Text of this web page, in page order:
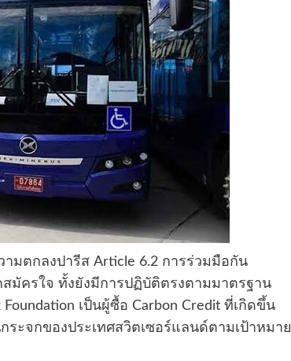
มตกลงปารีส Article 6.2 การร่วมมือกัน
มัครใจ ทั้งยังมีการปฏิบัติตรงตามมาตรฐาน
เป็นผู้ซื้อ Carbon Credit ที่เกิดขึ้น
ระจกของประเทศสวิตเซอร์แลนด์ตามเป้าหมาย